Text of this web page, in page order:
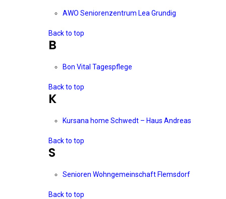
AWO Seniorenzentrum Lea Grundig
Back to top
B
Bon Vital Tagespflege
Back to top
K
Kursana home Schwedt – Haus Andreas
Back to top
S
Senioren Wohngemeinschaft Flemsdorf
Back to top